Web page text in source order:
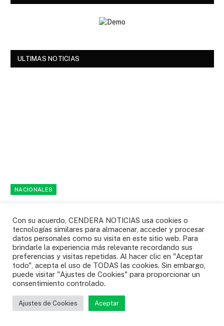
ULTIMAS NOTICIAS
NACIONALES
a SEMANA información que había sido
negada sobre el caso del general
Federico Mejía
NACIONALES 04/08/2026 0
El Tribunal del Cauca determinó que la institución militar no
“demostró que la información era…
Con su acuerdo, CENDERA NOTICIAS usa cookies o
tecnologías similares para almacenar, acceder y procesar
datos personales como su visita en este sitio web. Para
brindarle la experiencia más relevante recordando sus
preferencias y visitas repetidas. Al hacer clic en "Aceptar
todo", acepta el uso de TODAS las cookies. Sin embargo,
puede visitar "Ajustes de Cookies" para proporcionar un
consentimiento controlado.
Ajustes de Cookies Aceptar